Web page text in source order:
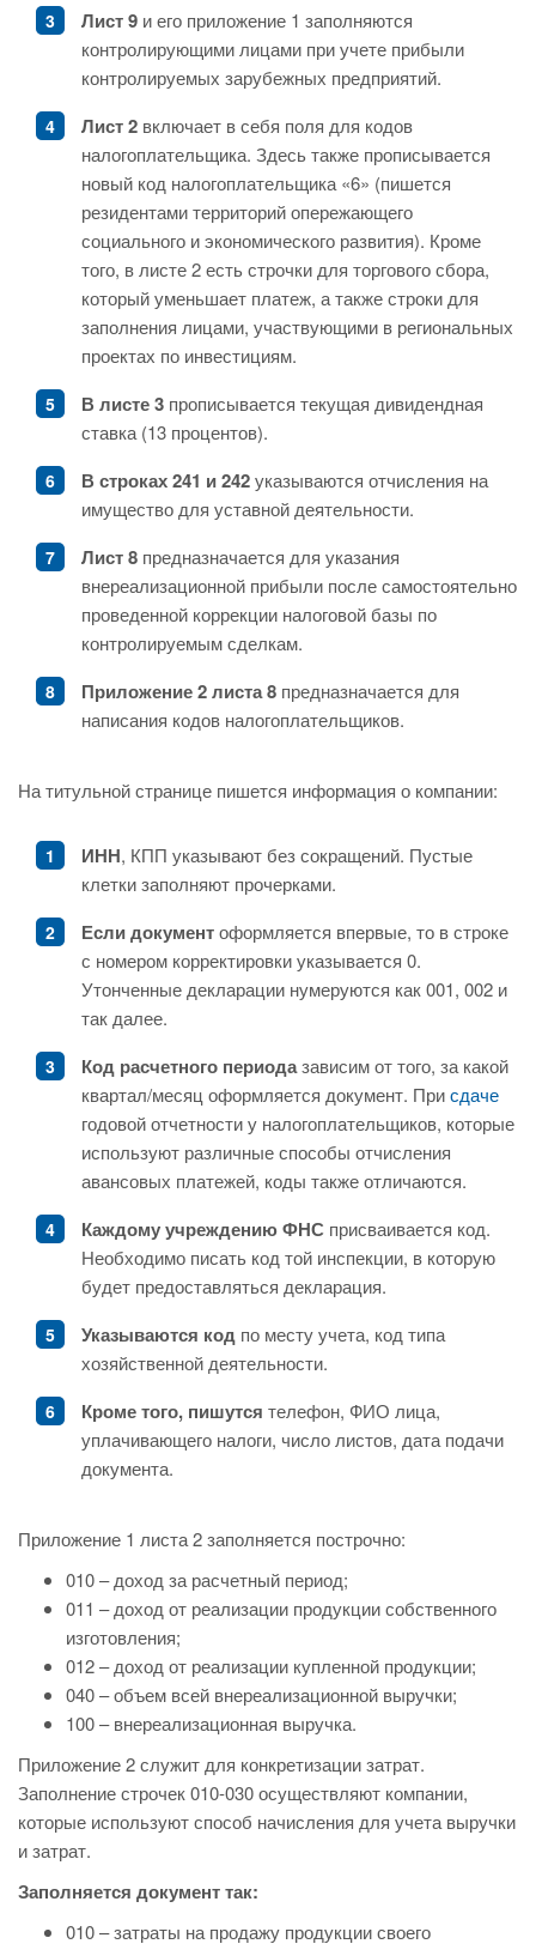
Лист 9 и его приложение 1 заполняются
контролирующими лицами при учете прибыли
контролируемых зарубежных предприятий.
Лист 2 включает в себя поля для кодов
налогоплательщика. Здесь также прописывается
новый код налогоплательщика «6» (пишется
резидентами территорий опережающего
социального и экономического развития). Кроме
того, в листе 2 есть строчки для торгового сбора,
который уменьшает платеж, а также строки для
заполнения лицами, участвующими в региональных
проектах по инвестициям.
В листе 3 прописывается текущая дивидендная
ставка (13 процентов).
В строках 241 и 242указываются отчисления на
имущество для уставной деятельности.
Лист 8 предназначается для указания
внереализационной прибыли после самостоятельно
проведенной коррекции налоговой базы по
контролируемым сделкам.
Приложение 2 листа 8 предназначается для
написания кодов налогоплательщиков.
На титульной странице пишется информация о компании:
ИНН, КПП указывают без сокращений. Пустые
клетки заполняют прочерками.
Если документоформляется впервые, то в строке
с номером корректировки указывается 0.
Утонченные декларации нумеруются как 001, 002 и
так далее.
Код расчетного периодазависим от того, за какой
квартал/месяц оформляется документ. Присдаче
годовой отчетности у налогоплательщиков, которые
используют различные способы отчисления
авансовых платежей, коды также отличаются.
Каждому учреждению ФНС присваивается код.
Необходимо писать код той инспекции, в которую
будет предоставляться декларация.
Указываются код по месту учета, код типа
хозяйственной деятельности.
Кроме того, пишутся телефон, ФИО лица,
уплачивающего налоги, число листов, дата подачи
документа.
Приложение 1 листа 2 заполняется построчно:
010 – доход за расчетный период;
011 – доход от реализации продукции собственного
изготовления;
012 – доход от реализации купленной продукции;
040 – объем всей внереализационной выручки;
100 – внереализационная выручка.
Приложение 2 служит для конкретизации затрат.
Заполнение строчек 010-030 осуществляют компании,
которые используют способ начисления для учета выручки
и затрат.
Заполняется документ так:
010 – затраты на продажу продукции своего